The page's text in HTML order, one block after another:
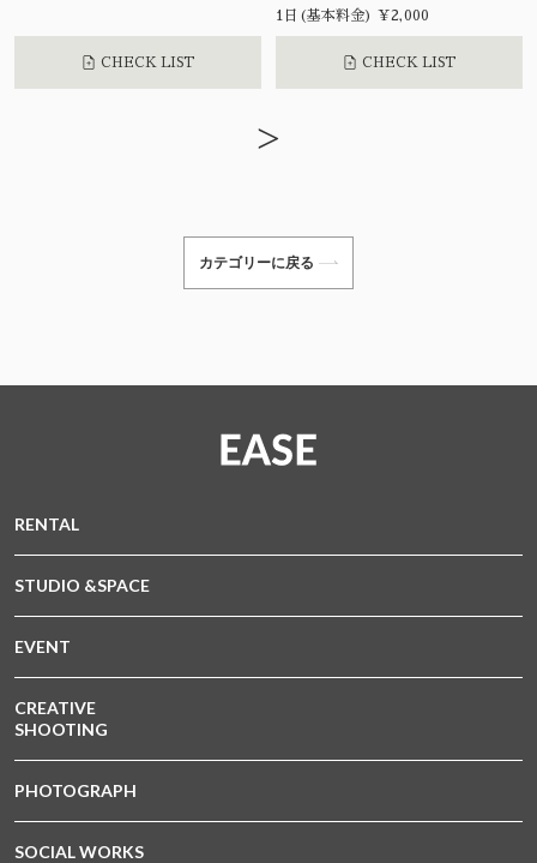
CHECK LIST
1日(基本料金) ¥2,000
CHECK LIST
>
カテゴリーに戻る
RENTAL
STUDIO &SPACE
EVENT
CREATIVE
SHOOTING
PHOTOGRAPH
SOCIAL WORKS